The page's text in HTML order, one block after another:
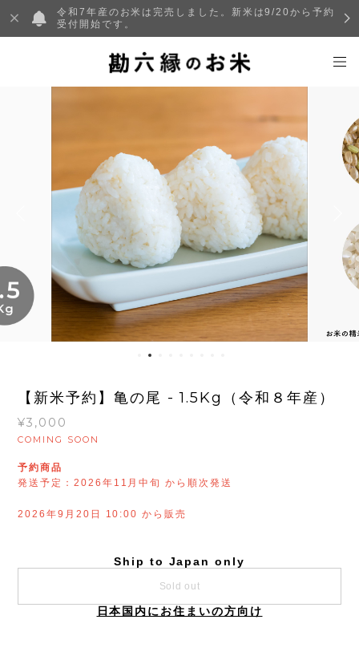
令和7年産のお米は完売しました。新米は9/20から予約
受付開始です。
【新米予約】亀の尾 - 1.5Kg（令和８年産）
¥3,000
COMING SOON
予約商品
発送予定：2026年11月中旬 から順次発送
2026年9月20日 10:00 から販売
Ship to Japan only
Sold out
日本国内にお住まいの方向け